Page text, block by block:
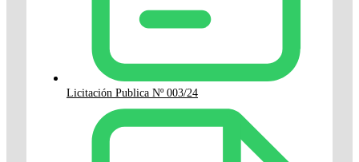
Licitación Publica Nº 003/24